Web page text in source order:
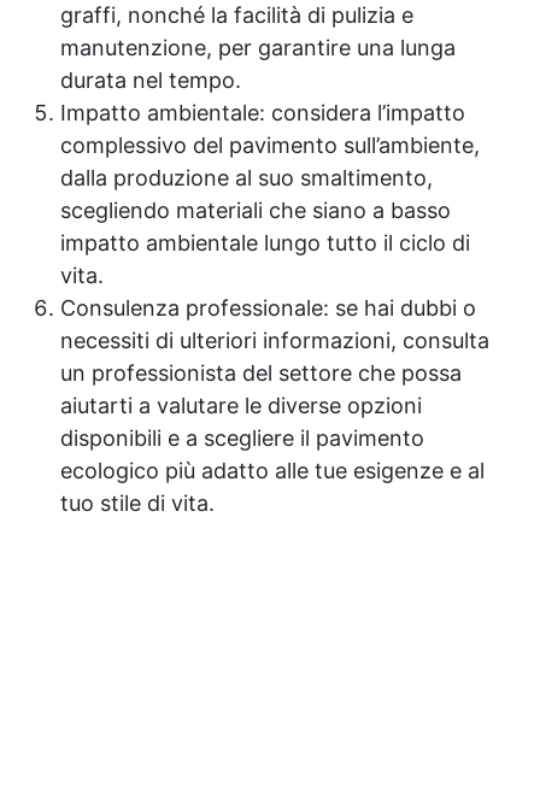
graffi, nonché la facilità di pulizia e
manutenzione, per garantire una lunga
durata nel tempo.
Impatto ambientale: considera l’impatto
complessivo del pavimento sull’ambiente,
dalla produzione al suo smaltimento,
scegliendo materiali che siano a basso
impatto ambientale lungo tutto il ciclo di
vita.
Consulenza professionale: se hai dubbi o
necessiti di ulteriori informazioni, consulta
un professionista del settore che possa
aiutarti a valutare le diverse opzioni
disponibili e a scegliere il pavimento
ecologico più adatto alle tue esigenze e al
tuo stile di vita.